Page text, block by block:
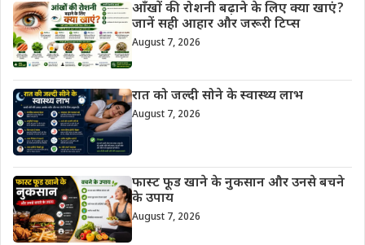
आँखों की रोशनी बढ़ाने के लिए क्या खाएं?
जानें सही आहार और जरूरी टिप्स
August 7, 2026
रात को जल्दी सोने के स्वास्थ्य लाभ
August 7, 2026
फास्ट फूड खाने के नुकसान और उनसे बचने
के उपाय
August 7, 2026